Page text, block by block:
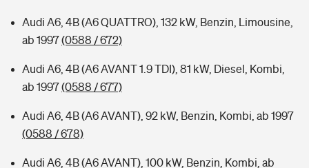
Audi A6, 4B (A6 QUATTRO), 132 kW, Benzin, Limousine,
ab 1997(0588 / 672)
Audi A6, 4B (A6 AVANT 1.9 TDI), 81 kW, Diesel, Kombi,
ab 1997(0588 / 677)
Audi A6, 4B (A6 AVANT), 92 kW, Benzin, Kombi, ab 1997
(0588 / 678)
Audi A6, 4B (A6 AVANT), 100 kW, Benzin, Kombi, ab